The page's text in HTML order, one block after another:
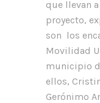
que llevan
proyecto,
son los
Movilidad
municipio
ellos,
Gerónimo